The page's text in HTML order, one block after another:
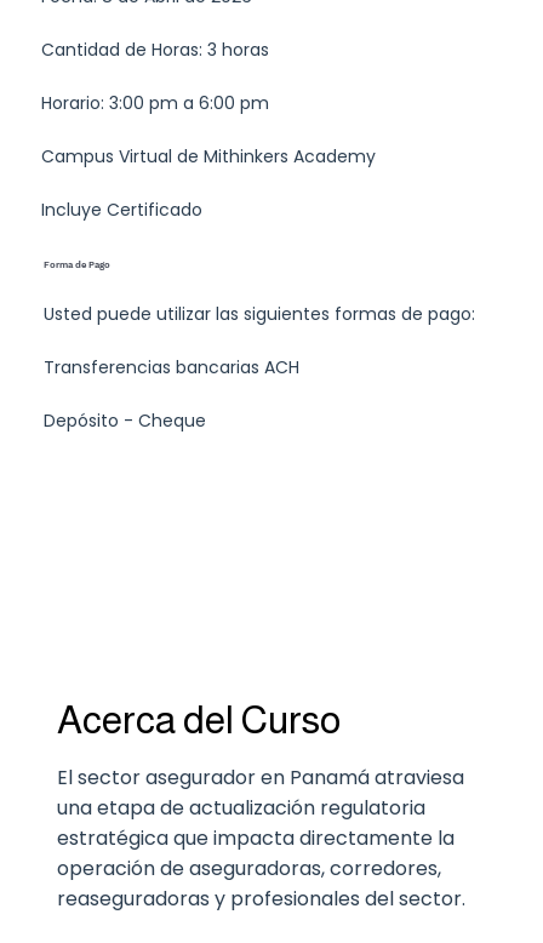
Acerca del Curso
El sector asegurador en Panamá atraviesa
una etapa de actualización regulatoria
estratégica que impacta directamente la
operación de aseguradoras, corredores,
reaseguradoras y profesionales del sector.
Cantidad de Horas: 3 horas​
Horario: 3:00 pm a 6:00 pm​
​Campus Virtual de Mithinkers Academy
Incluye Certificado
Forma de Pago
Usted puede utilizar las siguientes formas de pago:
Transferencias bancarias ACH
Depósito - Cheque